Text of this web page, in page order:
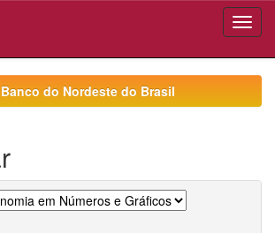
do Nordeste do Brasil